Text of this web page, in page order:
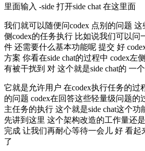
里面输入 -side 打开side chat 在这里面
我们就可以随便问codex 点别的问题
侧codex的任务执行 比如说我们可以问
件 还需要什么基本功能呢 提交 好
方案 你看在side chat的过程中 codex左
有被干扰到 对 这个就是side chat的 一
它就是允许用户 在codex执行任务的过
的问题 codex在回答这些轻量级问题的
主任务的执行 这个就是side chat这个
先讲到这里 这个架构改造的工作量还
完成 让我们再耐心等待一会儿 好 看起
了